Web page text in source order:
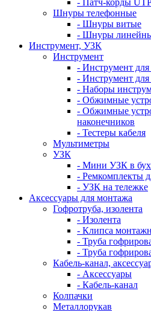
- Патч-корды UTP
Шнуры телефонные
- Шнуры витые
- Шнуры
Инструмент, УЗК
Инструмент
- Инструмент для
- Инструмент для
- Наборы
- Обжимные
- Обжимные
наконечников
- Тестеры кабеля
Мультиметры
УЗК
- Мини УЗК в
- Ремкомплекты
- УЗК на тележке
Аксессуары для монтажа
Гофротруба, изолента
- Изолента
- Клипса
- Труба
- Труба
Кабель-канал,
- Аксессуары
- Кабель-канал
Колпачки
Металлорукав